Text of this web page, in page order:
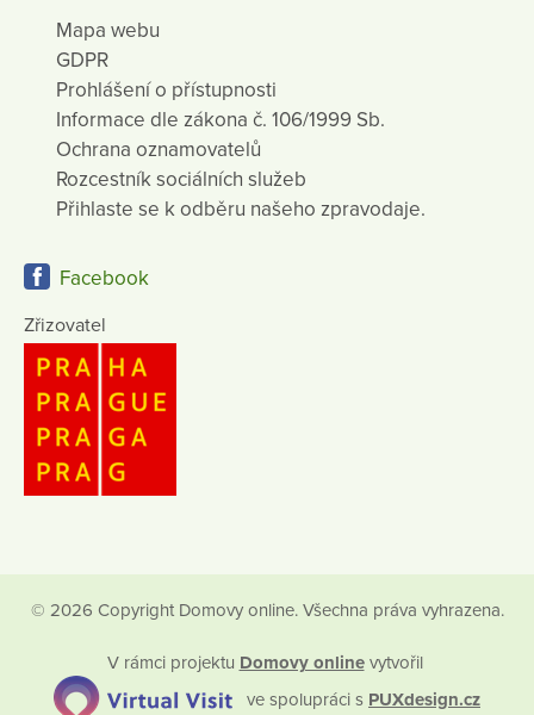
Mapa webu
GDPR
Prohlášení o přístupnosti
Informace dle zákona č. 106/1999 Sb.
Ochrana oznamovatelů
Rozcestník sociálních služeb
Přihlaste se k odběru našeho zpravodaje.
Facebook
Zřizovatel
© 2026 Copyright Domovy online. Všechna práva vyhrazena.
V rámci projektu Domovy onlinevytvořil
ve spolupráci s PUXdesign.cz